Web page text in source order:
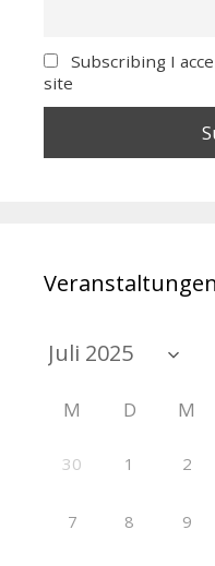
Subscribing I
site
Veranstaltungen
M D M
30 1 2
7 8 9